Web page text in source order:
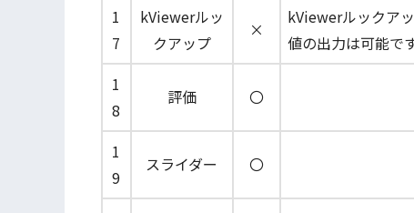
1
7
kViewerルッ
クアップ
×
kViewerルックア
値の出力は可能です
1
8
評価 〇
1
9
スライダー 〇